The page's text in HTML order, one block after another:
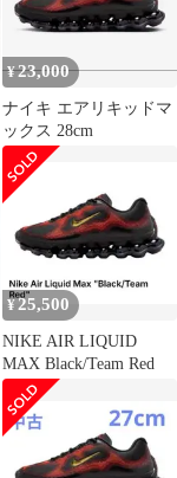
¥23,000
ナイキ エアリキッドマ
ックス 28cm
¥25,500
NIKE AIR LIQUID
MAX Black/Team Red